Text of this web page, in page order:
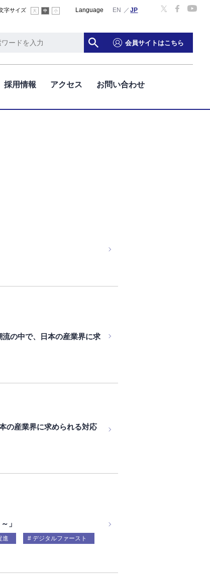
字サイズ 大 中 小 Language
会員サイトはこちら
採用情報 アクセス お問い合わせ
の中で、日本の産業界に求
の産業界に求められる対応
」
進 デジタルファースト